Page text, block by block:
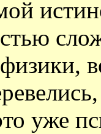
уже